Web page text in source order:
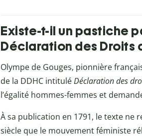
Existe-t-il un pastiche
Déclaration des Droits
Olympe de Gouges, pionnière
de la DDHC intituléDéclaration des
l’égalité hommes-femmes et
À sa publication en 1791, le texte ne
siècle que le mouvement féministe